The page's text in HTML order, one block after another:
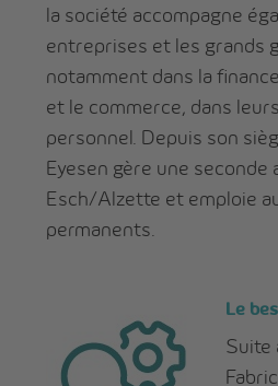
la société accompagne
entreprises et les grands
notamment dans la
et le commerce, dans
personnel. Depuis son
Eyesen gère une seconde
Esch/Alzette et emploie
permanents.
Le
Suite